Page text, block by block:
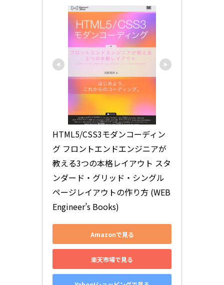
HTML5/CSS3モダンコーディン
グ フロントエンドエンジニアが
教える3つの本格レイアウト スタ
ンダード・グリッド・シングル
ページレイアウトの作り方 (WEB
Engineer’s Books)
Amazonで見る
楽天市場で見る